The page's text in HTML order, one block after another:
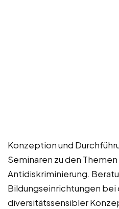
Konzeption und
Seminaren zu den
Antidiskriminierung.
Bildungseinrichtungen bei
diversitätssensibler